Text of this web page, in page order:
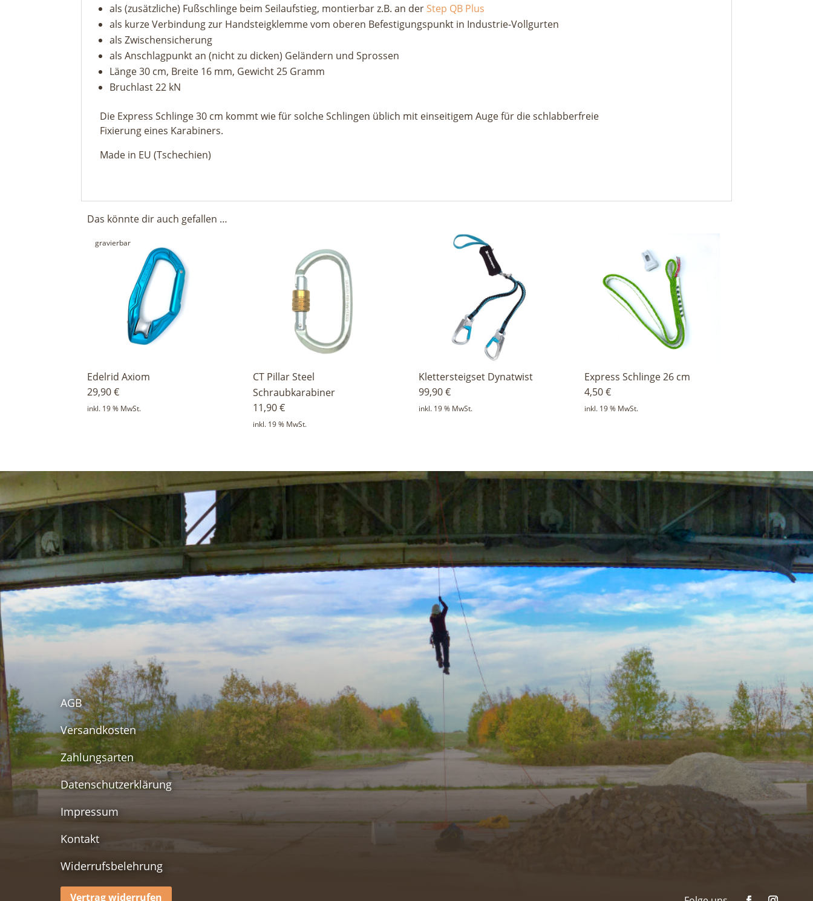
als (zusätzliche) Fußschlinge beim Seilaufstieg, montierbar z.B. an der Step QB Plus
als kurze Verbindung zur Handsteigklemme vom oberen Befestigungspunkt in Industrie-Vollgurten
als Zwischensicherung
als Anschlagpunkt an (nicht zu dicken) Geländern und Sprossen
Länge 30 cm, Breite 16 mm, Gewicht 25 Gramm
Bruchlast 22 kN
Die Express Schlinge 30 cm kommt wie für solche Schlingen üblich mit einseitigem Auge für die schlabberfreie
Fixierung eines Karabiners.
Made in EU (Tschechien)
Das könnte dir auch gefallen …
gravierbar
Edelrid Axiom
29,90€
inkl. 19 % MwSt.
CT Pillar Steel
Schraubkarabiner
11,90€
inkl. 19 % MwSt.
Klettersteigset Dynatwist
99,90€
inkl. 19 % MwSt.
Express Schlinge 26 cm
4,50€
inkl. 19 % MwSt.
AGB
Versandkosten
Zahlungsarten
Datenschutzerklärung
Impressum
Kontakt
Widerrufsbelehrung
Vertrag widerrufen